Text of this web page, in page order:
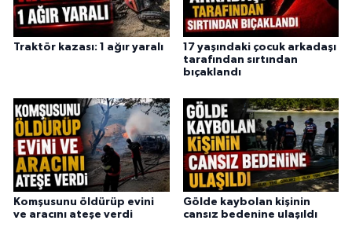
Traktör kazası: 1 ağır yaralı
17 yaşındaki çocuk arkadaşı
tarafından sırtından
bıçaklandı
Komşusunu öldürüp evini
ve aracını ateşe verdi
Gölde kaybolan kişinin
cansız bedenine ulaşıldı